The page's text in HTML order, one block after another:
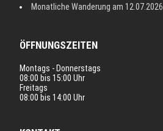
Monatliche Wanderung am 12.07.2026
ÖFFNUNGSZEITEN
Montags - Donnerstags
08:00 bis 15:00 Uhr
Freitags
08:00 bis 14:00 Uhr